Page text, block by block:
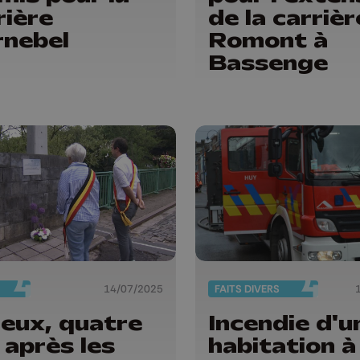
de la
Romont à
Bassenge
14/07/2025
quatre
après les
FAITS DIVERS
Incendie
habitation à